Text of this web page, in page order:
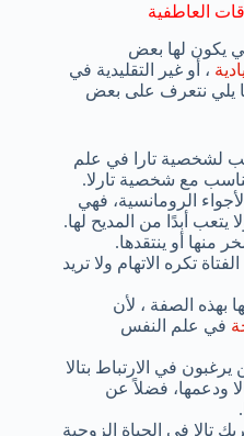
العاطفية
يكون لها بعض
، أو غير التقليدية في
يلي نتعرف على بعض
لشخصية تارا في علم
مع شخصية تارلا.
الرومانسية، فهي
يتعب أبدًا من المديح لها.
منها أو ينتقدها.
تكره الاتهام ولا تريد
بهذه الصفة ، لأن
في علم النفس
يرغبون في الارتباط بتالا
ودعمها، فضلاً عن
تالا في الحياة الزوجية